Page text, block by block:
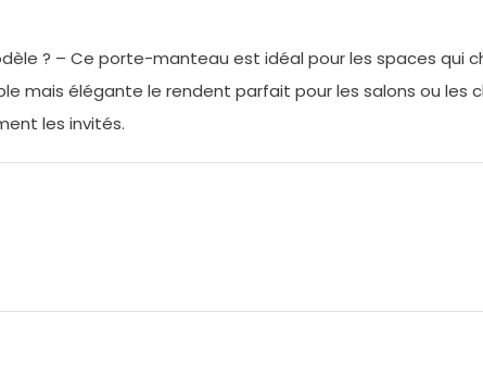
? – Ce porte-manteau est idéal pour les spaces qui
mais élégante le rendent parfait pour les salons ou
les invités.